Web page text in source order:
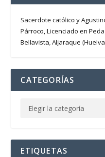
Sacerdote católico y
Párroco, Licenciado en
Bellavista, Aljaraque
CATEGORÍAS
ETIQUETAS